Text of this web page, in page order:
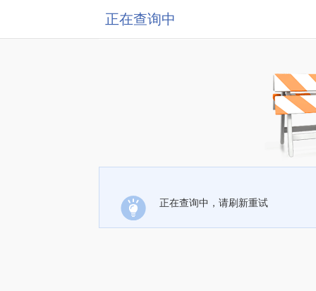
正在查询中
正在查询中，请刷新重试